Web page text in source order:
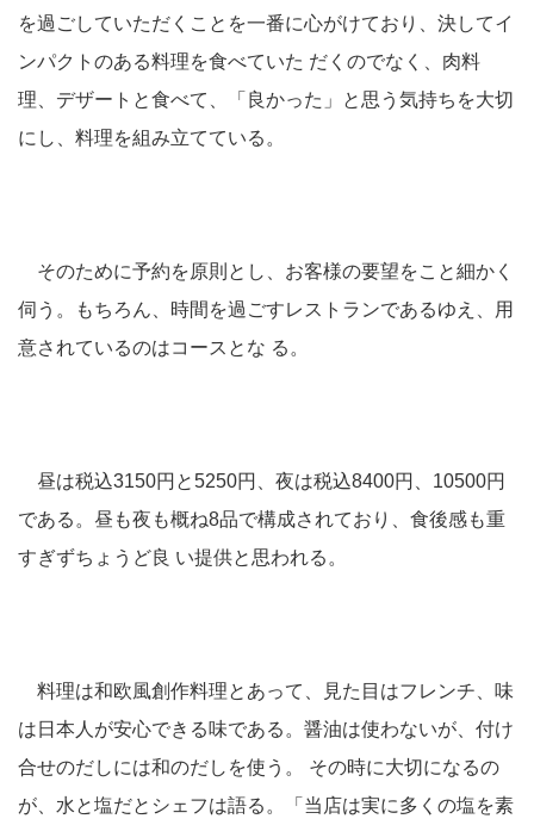
を過ごしていただくことを一番に心がけており、決してイ
ンパクトのある料理を食べていた だくのでなく、肉料
理、デザートと食べて、「良かった」と思う気持ちを大切
にし、料理を組み立てている。
そのために予約を原則とし、お客様の要望をこと細かく
伺う。もちろん、時間を過ごすレストランであるゆえ、用
意されているのはコースとな る。
昼は税込3150円と5250円、夜は税込8400円、10500円
である。昼も夜も概ね8品で構成されており、食後感も重
すぎずちょうど良 い提供と思われる。
料理は和欧風創作料理とあって、見た目はフレンチ、味
は日本人が安心できる味である。醤油は使わないが、付け
合せのだしには和のだしを使う。 その時に大切になるの
が、水と塩だとシェフは語る。「当店は実に多くの塩を素